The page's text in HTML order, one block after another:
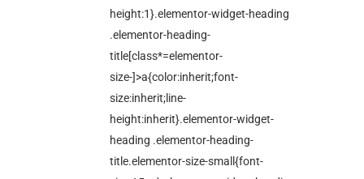
height:1}.elementor-widget-heading
.elementor-heading-
title[class*=elementor-
size-]>a{color:inherit;font-
size:inherit;line-
height:inherit}.elementor-widget-
heading .elementor-heading-
title.elementor-size-small{font-